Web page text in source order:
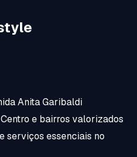
Anita Garibaldi
e bairros valorizados
serviços essenciais no